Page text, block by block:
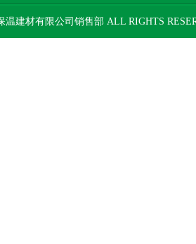
温建材有限公司销售部 ALL RIGHTS